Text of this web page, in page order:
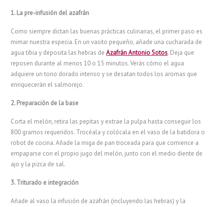
1. La pre-infusión del azafrán
Como siempre dictan las buenas prácticas culinarias, el primer paso es
mimar nuestra especia. En un vasito pequeño, añade una cucharada de
agua tibia y deposita las hebras deAzafrán Antonio Sotos. Deja que
reposen durante al menos 10 o 15 minutos. Verás cómo el agua
adquiere un tono dorado intenso y se desatan todos los aromas que
enriquecerán el salmorejo.
2. Preparación de la base
Corta el melón, retira las pepitas y extrae la pulpa hasta conseguir los
800 gramos requeridos. Trocéala y colócala en el vaso de la batidora o
robot de cocina. Añade la miga de pan troceada para que comience a
empaparse con el propio jugo del melón, junto con el medio diente de
ajo y la pizca de sal.
3. Triturado e integración
Añade al vaso la infusión de azafrán (incluyendo las hebras) y la